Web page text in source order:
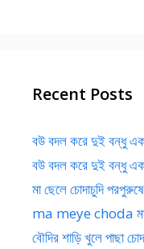
Recent Posts
বউ বদল করে দুই বন্ধু
বউ বদল করে দুই বন্ধু
মা ছেলে চোদাচুদি
ma meye choda মা ও
বৌদির শাড়ি খুলে পাছা